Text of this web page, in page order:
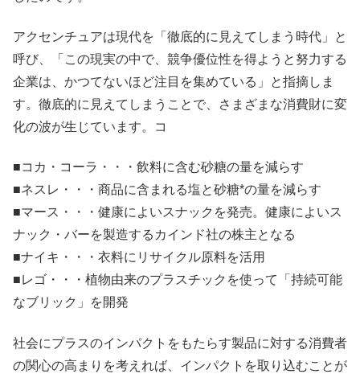
アクセンチュアは現代を「徹底的に見えてしまう時代」と
呼び、「この現実の中で、競争優位性を得ようと努力する
企業は、かつてないほど注目を集めている」と指摘しま
す。徹底的に見えてしまうことで、さまざまな消費財に変
化の波が生じています。コ
■コカ・コーラ・・・飲料に含む砂糖の量を減らす
■ネスレ・・・商品に含まれる塩と砂糖*の量を減らす
■マース・・・健康によいスナックを発売。健康によいス
ナック・バーを製造するカインド社の株主となる
■ナイキ・・・衣料にリサイクル原料を活用
■レゴ・・・植物由来のプラスチックを使って「持続可能
なブリック」を開発
社会にプラスのインパクトをもたらす製品に対する消費者
の関心の高まりを考えれば、インパクトを取り込むことが